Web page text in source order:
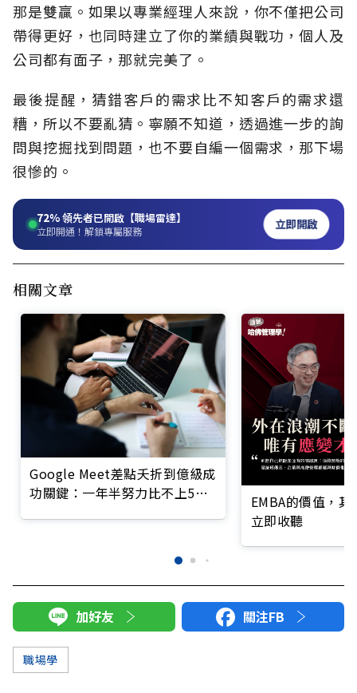
那是雙贏。如果以專業經理人來說，你不僅把公司
帶得更好，也同時建立了你的業績與戰功，個人及
公司都有面子，那就完美了。
最後提醒，猜錯客戶的需求比不知客戶的需求還
糟，所以不要亂猜。寧願不知道，透過進一步的詢
問與挖掘找到問題，也不要自編一個需求，那下場
很慘的。
72%領先者已開啟【職場雷達】
立即開通！解鎖專屬服務 立即開啟
相關文章
Google Meet差點夭折到億級成
功關鍵：一年半努力比不上5天
EMBA的價值，
立即收聽
加好友 關注FB
職場學